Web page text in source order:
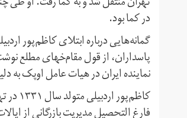
در کما بود.
گمانه‌هایی درباره ابتلای کاظم‌پور
پاسداران، از قول مقام‌خهای مطلع
نماینده ایران در هیات عامل اوپک به